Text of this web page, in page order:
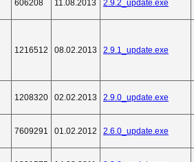
606208 11.08.2013 2.9.2_update.exe
1216512 08.02.2013 2.9.1_update.exe
1208320 02.02.2013 2.9.0_update.exe
7609291 01.02.2012 2.6.0_update.exe